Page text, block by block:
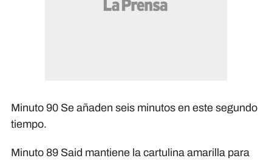
Minuto 90 Se añaden seis minutos en este segundo
tiempo.
Minuto 89 Said mantiene la cartulina amarilla para